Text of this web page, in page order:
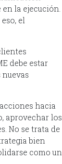
la ejecución.
el
debe estar
hacia
aprovechar los
No se trata de
bien
como un